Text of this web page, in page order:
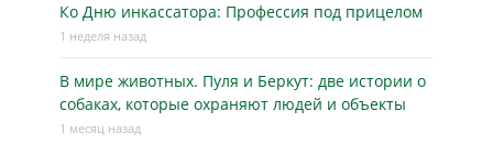
Ко Дню инкассатора: Профессия под прицелом
1 неделя назад
В мире животных. Пуля и Беркут: две истории о
собаках, которые охраняют людей и объекты
1 месяц назад